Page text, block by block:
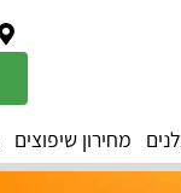
מחירון שיפוצים